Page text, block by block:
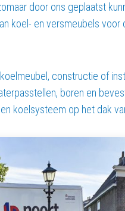
door ons geplaatst
koel- en versmeubels voor
constructie of
boren en
koelsysteem op het dak